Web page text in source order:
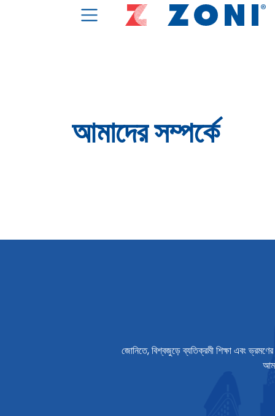
আমাদের সম্পর্কে
জোনিতে, বিশ্বজুড়ে ব্যতিক্রমী শিক্ষা এবং